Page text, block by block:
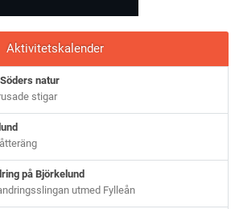
Aktivitetskalender
natur
stigar
på Björkelund
utmed Fylleån